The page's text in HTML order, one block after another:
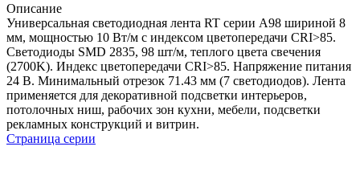
Описание
Универсальная светодиодная лента RT серии A98 шириной 8
мм, мощностью 10 Вт/м с индексом цветопередачи CRI>85.
Светодиоды SMD 2835, 98 шт/м, теплого цвета свечения
(2700K). Индекс цветопередачи CRI>85. Напряжение питания
24 В. Минимальный отрезок 71.43 мм (7 светодиодов). Лента
применяется для декоративной подсветки интерьеров,
потолочных ниш, рабочих зон кухни, мебели, подсветки
рекламных конструкций и витрин.
Страница серии